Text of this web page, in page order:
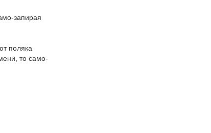
запирая
поляка
то само-